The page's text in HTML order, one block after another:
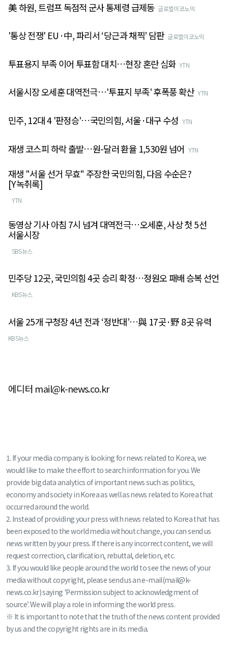
美 하원, 트럼프 독점적 군사 통제령 급제동 글로벌이코노믹
'통상 전쟁' EU·中, 파리서 ‘당근과 채찍’ 담판 글로벌이코노믹
투표용지 부족 이어 투표함 대치…현장 혼란 심화 YTN
서울시장 오세훈 대역전극…'투표지 부족' 후폭풍 확산 YTN
민주, 12대 4 '판정승'…국민의힘, 서울·대구 수성 YTN
재생 코스피 하락 출발…원-달러 환율 1,530원 넘어 YTN
재생 "서울 선거 무효" 주장한 국민의힘, 다음 수순은?
[Y녹취록]
YTN
동영상 기사 아침 7시 넘겨 대역전극…오세훈, 사상 첫 5선
서울시장
SBS뉴스
민주당 12곳, 국민의힘 4곳 승리 확정…정원오 패배 승복 선언
KBS뉴스
서울 25개 구청장 4년 전과 ‘정반대’…與 17곳·野 8곳 유력
KBS뉴스
에디터 mail@k-news.co.kr
1. If your media company is looking for news related to Korea, we
would like to make the effort to search information for you. We
provide big data analytics of important news such as politics,
economy and society in Korea as well as news related to Korea that
occurred around the world.
2. Instead of providing your press with news related to Korea that has
been exposed to the world media without change, you can send us
news written by your press. If there is any incorrect content, we will
request correction, clarification, rebuttal, deletion, etc.
3. If you would like people around the world to see the news of your
media without copyright, please send us an e-mail(mail@k-
news.co.kr) saying 'Permission subject to acknowledgment of
source’. We will play a role in informing the world press.
※ It is important to note that the truth of the news content provided
by us and the copyright rights are in its media.